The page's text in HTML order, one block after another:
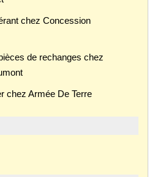
chez Concession
de rechanges chez
chez Armée De Terre